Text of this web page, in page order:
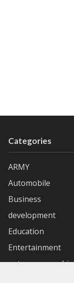
Categories
ARMY
Automobile
Business
development
Education
Entertainment
entrepreneurship